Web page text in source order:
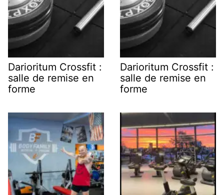
Darioritum Crossfit :
salle de remise en
forme
Darioritum Crossfit :
salle de remise en
forme